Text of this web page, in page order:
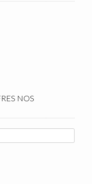
NOS